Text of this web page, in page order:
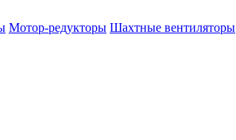
Мотор-редукторы Шахтные вентиляторы